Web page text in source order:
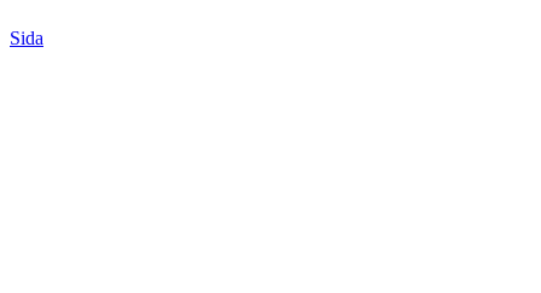
Sida